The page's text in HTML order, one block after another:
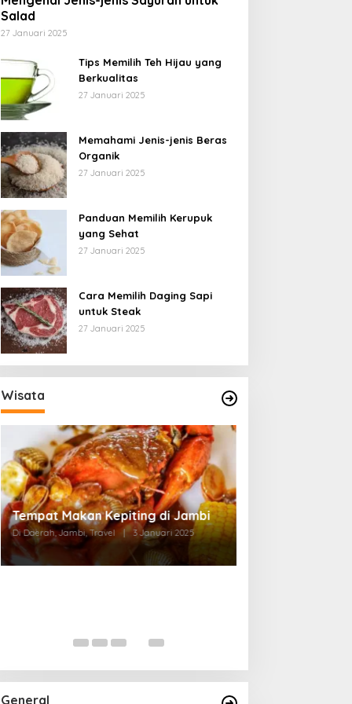
Salad
27 Januari 2025
Tips Memilih Teh Hijau yang
Berkualitas
27 Januari 2025
Memahami Jenis-jenis Beras
Organik
27 Januari 2025
Panduan Memilih Kerupuk
yang Sehat
27 Januari 2025
Cara Memilih Daging Sapi
untuk Steak
27 Januari 2025
Wisata
Tempat Makan di Thehok Jambi
Di Daerah, Jambi, Travel | 3 Januari 2025
General